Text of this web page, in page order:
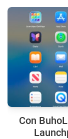
Con